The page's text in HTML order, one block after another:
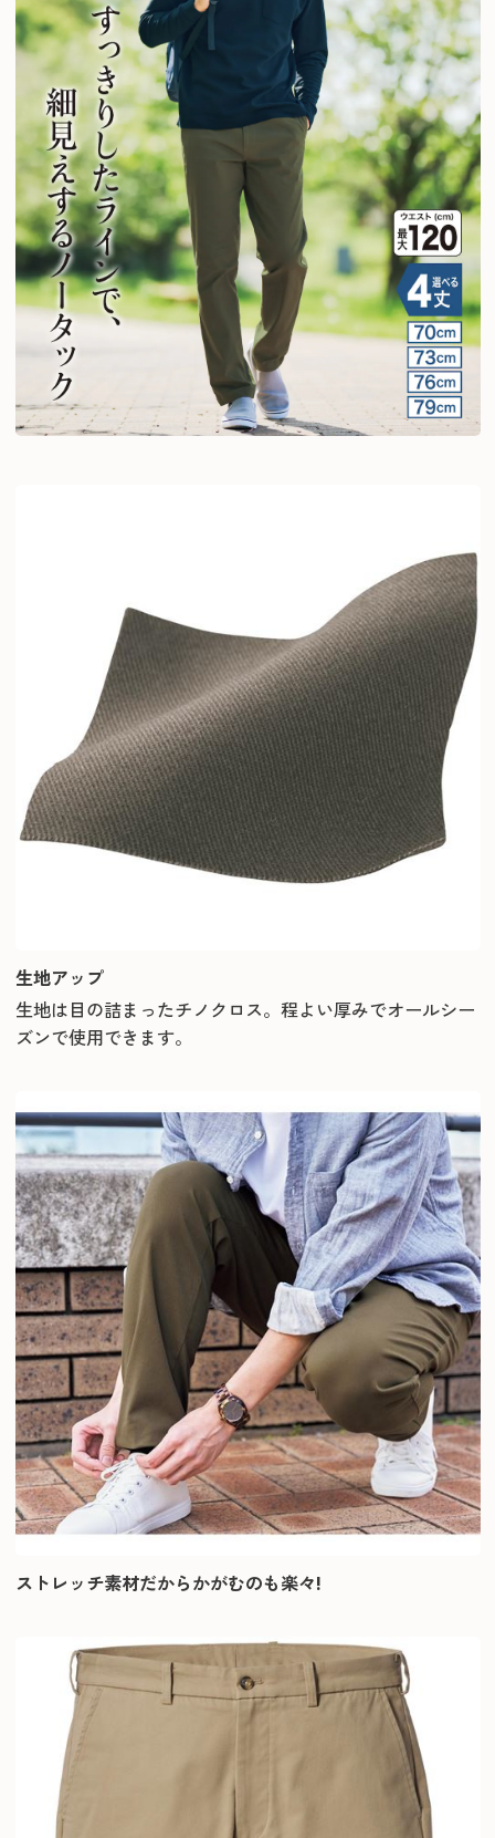
生地アップ
生地は目の詰まったチノクロス。程よい厚みでオールシー
ズンで使用できます。
ストレッチ素材だからかがむのも楽々!